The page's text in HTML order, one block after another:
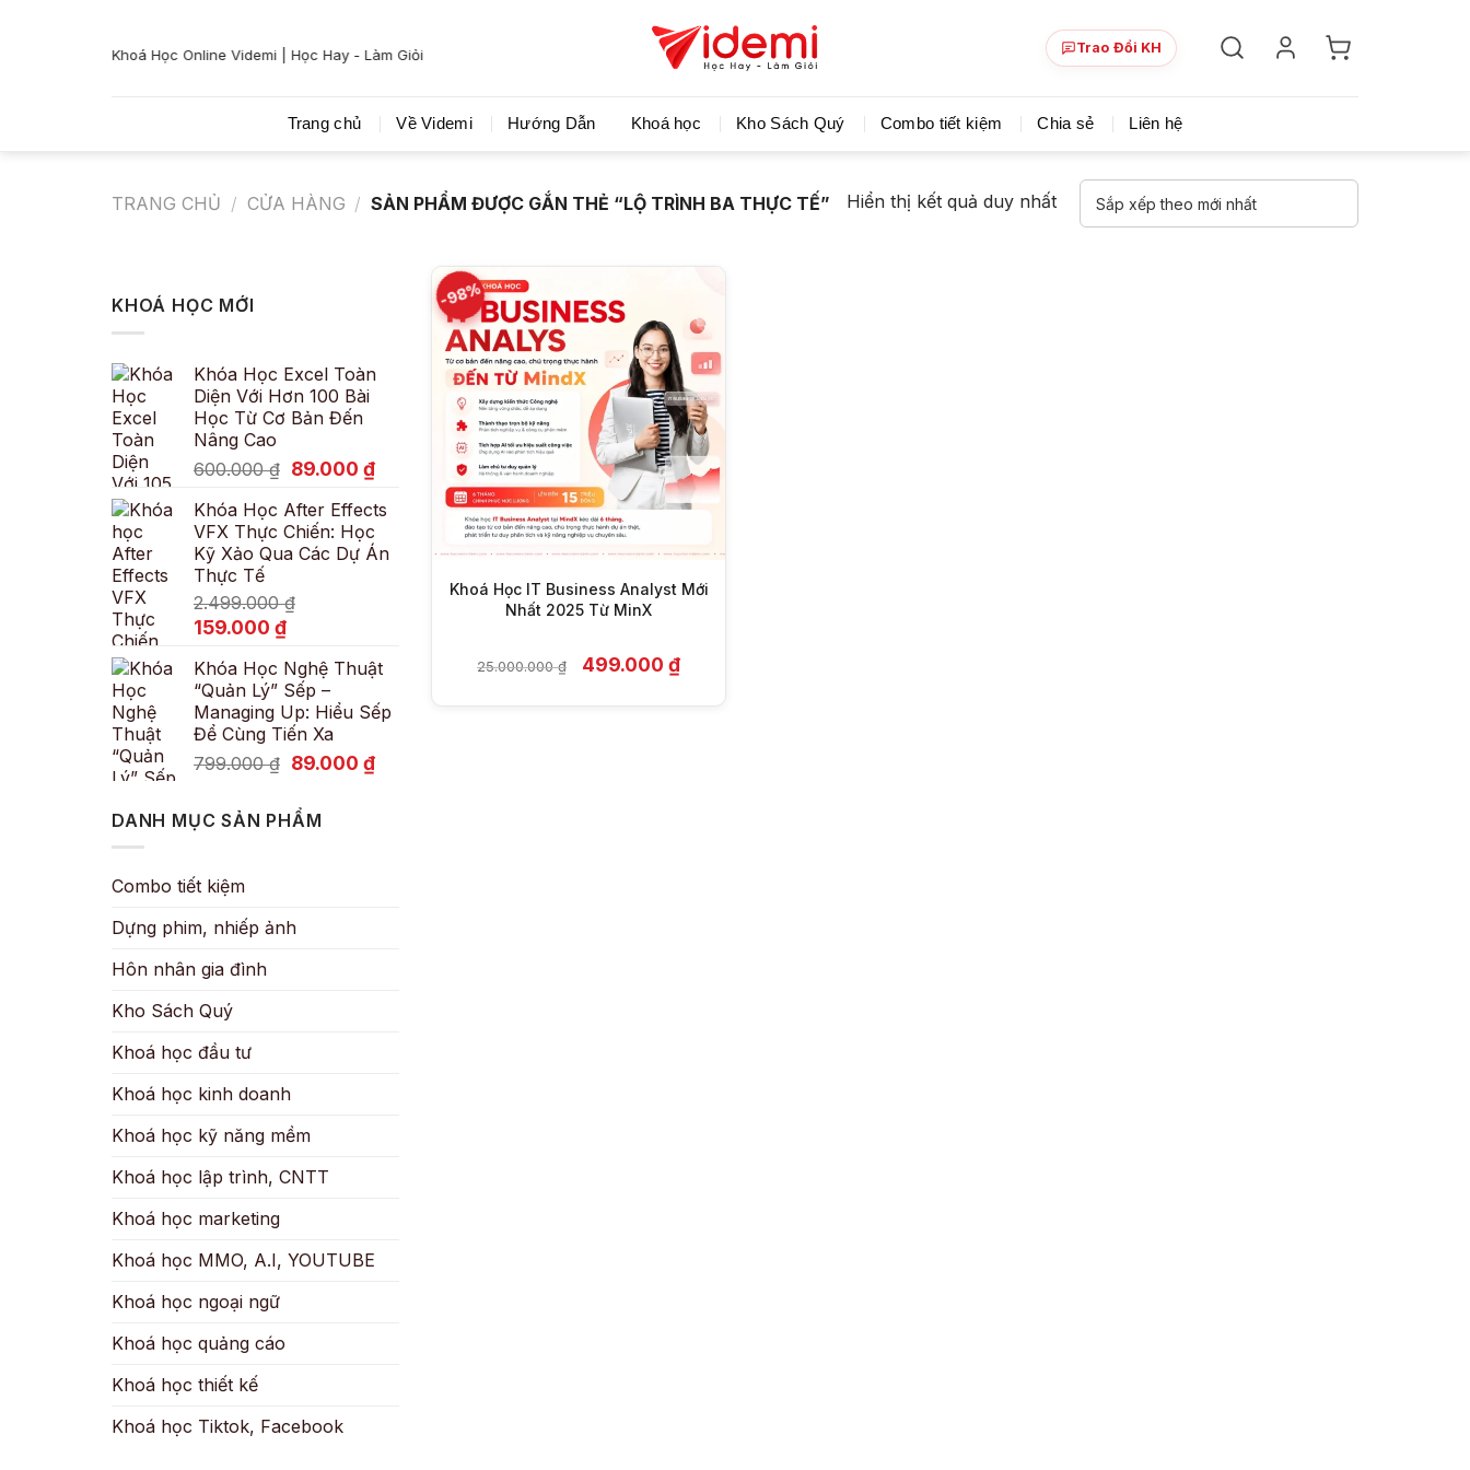
Khoá Học Online Videmi | Học Hay - Làm Giỏi Videmi giúp bạn học tiết kiệm và tiến bộ hơn mỗi ngày! Chia sẻ khoá học giá rẻ cho những ai hạn hẹp
Trao Đổi KH
Trang chủ Về Videmi Hướng Dẫn Khoá học Kho Sách Quý Combo tiết kiệm Chia sẻ Liên hệ
TRANG CHỦ / CỬA HÀNG / SẢN PHẨM ĐƯỢC GẮN THẺ “LỘ TRÌNH BA THỰC TẾ” Hiển thị kết quả duy nhất
KHOÁ HỌC MỚI
Khóa Học Excel Toàn
Diện Với Hơn 100 Bài
Học Từ Cơ Bản Đến
Nâng Cao
600.000₫ Giá
là:
600.000 ₫.
89.000 ₫Giá
tại
là:
89.000 ₫.
Khóa Học After Effects
VFX Thực Chiến: Học
Kỹ Xảo Qua Các Dự Án
Thực Tế
2.499.000₫
Giá
là:
2.499.000 ₫.
159.000 ₫Giá
tại
là:
159.000 ₫.
Khóa Học Nghệ Thuật
“Quản Lý” Sếp –
Managing Up: Hiểu Sếp
Để Cùng Tiến Xa
799.000₫ Giá
là:
799.000 ₫.
89.000 ₫Giá
DANH MỤC SẢN PHẨM
Combo tiết kiệm
Dựng phim, nhiếp ảnh
Hôn nhân gia đình
Kho Sách Quý
Khoá học đầu tư
Khoá học kinh doanh
Khoá học kỹ năng mềm
Khoá học lập trình, CNTT
Khoá học marketing
Khoá học MMO, A.I, YOUTUBE
Khoá học ngoại ngữ
Khoá học quảng cáo
Khoá học thiết kế
Khoá học Tiktok, Facebook
-98%
Khoá Học IT Business Analyst Mới
Nhất 2025 Từ MinX
25.000.000₫ Giá
gốc
499.000₫Giá